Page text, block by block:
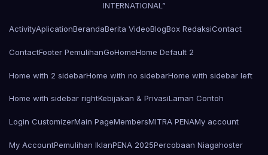
INTERNATIONAL”
ActivityAplicationBerandaBerita VideoBlogBox RedaksiContact
ContactFooter PemulihanGoHomeHome Default 2
Home with 2 sidebarHome with no sidebarHome with sidebar left
Home with sidebar rightKebijakan & PrivasiLaman Contoh
Login CustomizerMain PageMembersMITRA PENAMy account
My AccountPemulihan IklanPENA 2025Percobaan Niagahoster